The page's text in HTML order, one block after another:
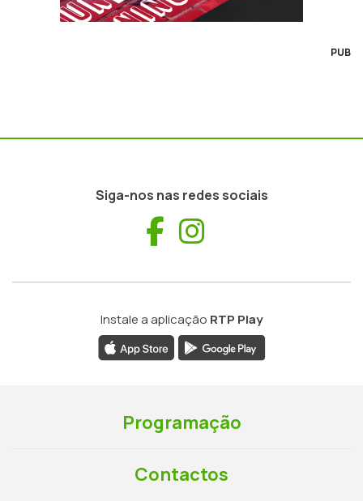
PUB
Siga-nos nas redes sociais
Facebook
Instale a aplicação RTP Play
Programação
Contactos